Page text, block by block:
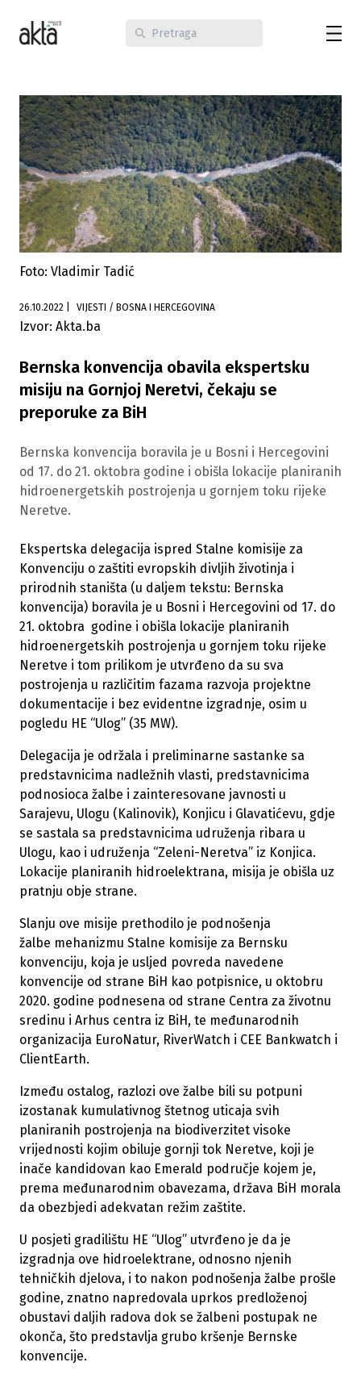
Foto: Vladimir Tadić
26.10.2022 VIJESTI / BOSNA I HERCEGOVINA
Izvor: Akta.ba
Bernska konvencija obavila ekspertsku
misiju na Gornjoj Neretvi, čekaju se
preporuke za BiH
Bernska konvencija boravila je u Bosni i Hercegovini
od 17. do 21. oktobra godine i obišla lokacije planiranih
hidroenergetskih postrojenja u gornjem toku rijeke
Neretve.
Ekspertska delegacija ispred Stalne komisije za
Konvenciju o zaštiti evropskih divljih životinja i
prirodnih staništa (u daljem tekstu: Bernska
konvencija) boravila je u Bosni i Hercegovini od 17. do
21. oktobra godine i obišla lokacije planiranih
hidroenergetskih postrojenja u gornjem toku rijeke
Neretve i tom prilikom je utvrđeno da su sva
postrojenja u različitim fazama razvoja projektne
dokumentacije i bez evidentne izgradnje, osim u
pogledu HE “Ulog” (35 MW).
Delegacija je održala i preliminarne sastanke sa
predstavnicima nadležnih vlasti, predstavnicima
podnosioca žalbe i zainteresovane javnosti u
Sarajevu, Ulogu (Kalinovik), Konjicu i Glavatićevu, gdje
se sastala sa predstavnicima udruženja ribara u
Ulogu, kao i udruženja “Zeleni-Neretva” iz Konjica.
Lokacije planiranih hidroelektrana, misija je obišla uz
pratnju obje strane.
Slanju ove misije prethodilo je podnošenja
žalbe mehanizmu Stalne komisije za Bernsku
konvenciju, koja je usljed povreda navedene
konvencije od strane BiH kao potpisnice, u oktobru
2020. godine podnesena od strane Centra za životnu
sredinu i Arhus centra iz BiH, te međunarodnih
organizacija EuroNatur, RiverWatch i CEE Bankwatch i
ClientEarth.
Između ostalog, razlozi ove žalbe bili su potpuni
izostanak kumulativnog štetnog uticaja svih
planiranih postrojenja na biodiverzitet visoke
vrijednosti kojim obiluje gornji tok Neretve, koji je
inače kandidovan kao Emerald područje kojem je,
prema međunarodnim obavezama, država BiH morala
da obezbjedi adekvatan režim zaštite.
U posjeti gradilištu HE “Ulog” utvrđeno je da je
izgradnja ove hidroelektrane, odnosno njenih
tehničkih djelova, i to nakon podnošenja žalbe prošle
godine, znatno napredovala uprkos predloženoj
obustavi daljih radova dok se žalbeni postupak ne
okonča, što predstavlja grubo kršenje Bernske
konvencije.